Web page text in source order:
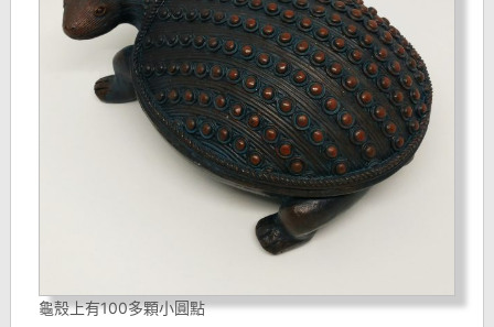
龜殼上有100多顆小圓點